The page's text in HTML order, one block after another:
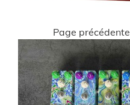
Page précédente